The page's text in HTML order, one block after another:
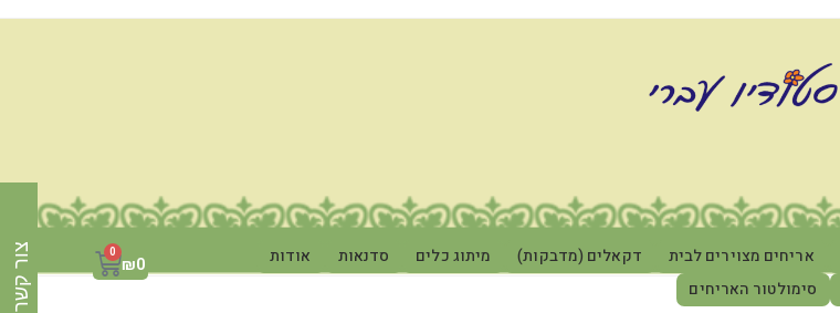
אריחים מצוירים לבית דקאלים (מדבקות) מיתוג כלים סדנאות
אודות
סימולטור האריחים
₪0
0 צור קשר